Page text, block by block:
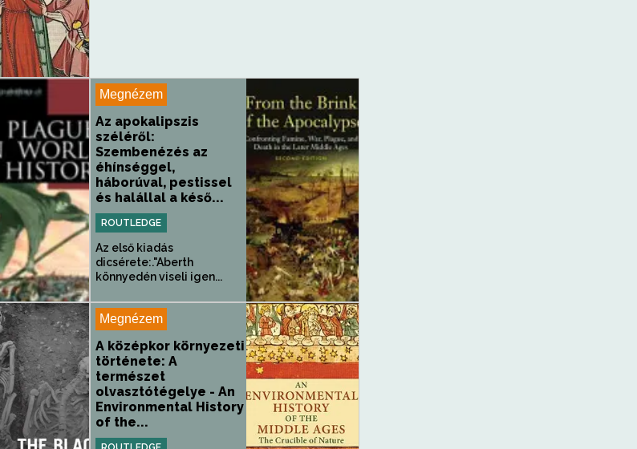
Megnézem
Az apokalipszis
széléről:
Szembenézés az
éhínséggel,
háborúval, pestissel
és halállal a késő...
ROUTLEDGE
Az első kiadás
dicsérete:."Aberth
könnyedén viseli igen...
Megnézem
A középkor környezeti
története: A
természet
olvasztótégelye - An
Environmental History
of the...